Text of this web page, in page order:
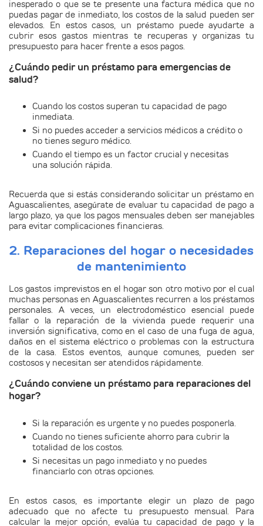
inesperado o que se te presente una factura médica que no
puedas pagar de inmediato, los costos de la salud pueden ser
elevados. En estos casos, un préstamo puede ayudarte a
cubrir esos gastos mientras te recuperas y organizas tu
presupuesto para hacer frente a esos pagos.
¿Cuándo pedir un préstamo para emergencias de
salud?
Cuando los costos superan tu capacidad de pago
inmediata.
Si no puedes acceder a servicios médicos a crédito o
no tienes seguro médico.
Cuando el tiempo es un factor crucial y necesitas
una solución rápida.
Recuerda que si estás considerando solicitar un préstamo en
Aguascalientes, asegúrate de evaluar tu capacidad de pago a
largo plazo, ya que los pagos mensuales deben ser manejables
para evitar complicaciones financieras.
2. Reparaciones del hogar o necesidades
de mantenimiento
Losgastos imprevistos en el hogarson otro motivo por el cual
muchas personas en Aguascalientes recurren a los préstamos
personales. A veces, un electrodoméstico esencial puede
fallar o la reparación de la vivienda puede requerir una
inversión significativa, como en el caso de una fuga de agua,
daños en el sistema eléctrico o problemas con la estructura
de la casa. Estos eventos, aunque comunes, pueden ser
costosos y necesitan ser atendidos rápidamente.
¿Cuándo conviene un préstamo para reparaciones del
hogar?
Si la reparación es urgente y no puedes posponerla
Cuando no tienes suficiente ahorro para cubrir la
totalidad de los costos.
Si necesitas un pago inmediato y no puedes
financiarlo con otras opciones.
En estos casos, es importante elegir un plazo de pago
adecuado que no afecte tu presupuesto mensual. Para
calcular la mejor opción, evalúa tu capacidad de pago y la